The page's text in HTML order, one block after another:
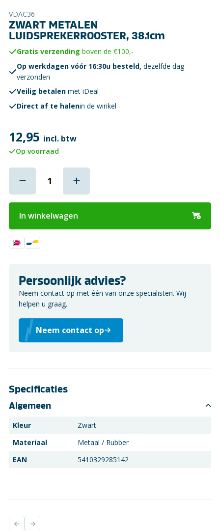
VDAC36
ZWART METALEN
LUIDSPREKERROOSTER, 38.1cm
Gratis verzending boven de €100,-
Op werkdagen vóór 16:30u besteld, dezelfde dag
verzonden
Veilig betalen met iDeal
Direct af te halenin de winkel
12,95 incl. btw
Op voorraad
In winkelwagen
Persoonlijk advies?
Neem contact op met één van onze specialisten. Wij
helpen u graag.
Neem contact op
Specificaties
Algemeen
Kleur
Zwart
Materiaal
Metaal / Rubber
EAN
5410329285142